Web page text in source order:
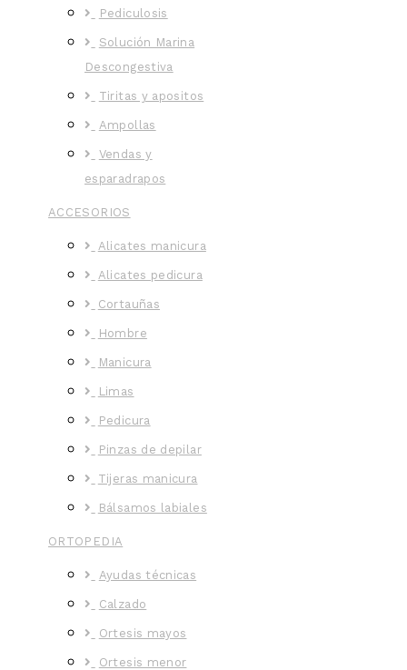
Pediculosis
Solución Marina
Descongestiva
Tiritas y apositos
Ampollas
Vendas y
esparadrapos
ACCESORIOS
Alicates manicura
Alicates pedicura
Cortauñas
Hombre
Manicura
Limas
Pedicura
Pinzas de depilar
Tijeras manicura
Bálsamos labiales
ORTOPEDIA
Ayudas técnicas
Calzado
Ortesis mayos
Ortesis menor